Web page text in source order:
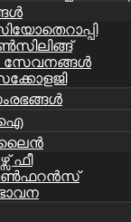
സേവനങ്ങൾ
ഐ
ഫീ